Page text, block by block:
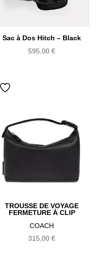
Sac à Dos Hitch – Black
595,00€
TROUSSE DE VOYAGE
FERMETURE À CLIP
COACH
315,00€